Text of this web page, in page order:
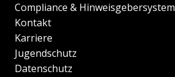
Compliance & Hinweisgebersystem
Kontakt
Karriere
Jugendschutz
Datenschutz